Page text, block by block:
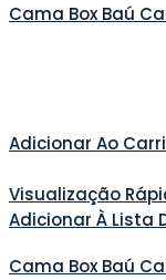
Cama Box Baú
Adicionar Ao
Visualização
Adicionar À Lista
Cama Box Baú